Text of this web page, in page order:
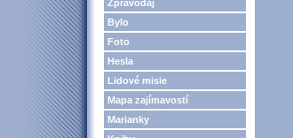
Zpravodaj
Bylo
Foto
Hesla
Lidové misie
Mapa zajímavostí
Marianky